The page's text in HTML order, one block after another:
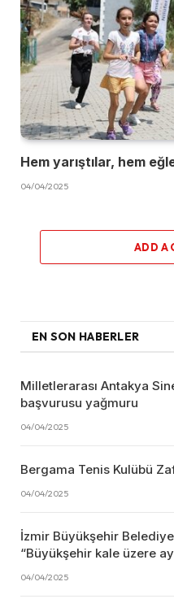
Hem yarıştılar, hem
04/04/2025
ADD A
EN SON HABERLER
Milletlerarası Antakya
başvurusu yağmuru
04/04/2025
Bergama Tenis Kulübü
04/04/2025
İzmir Büyükşehir
“Büyükşehir kale üzere
04/04/2025